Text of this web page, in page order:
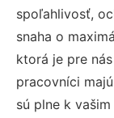
spoľahlivosť,
snaha o
ktorá je pre
pracovníci
sú plne k